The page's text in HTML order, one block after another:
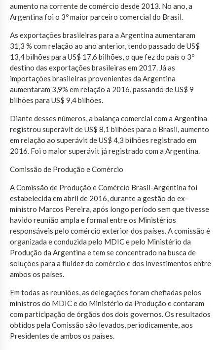
aumento na corrente de comércio desde 2013. No ano, a
Argentina foi o 3º maior parceiro comercial do Brasil.
As exportações brasileiras para a Argentina aumentaram
31,3 % com relação ao ano anterior, tendo passado de US$
13,4 bilhões para US$ 17,6 bilhões, o que fez do país o 3º
destino das exportações brasileiras em 2017. Já as
importações brasileiras provenientes da Argentina
aumentaram 3,9% em relação a 2016, passando de US$ 9
bilhões para US$ 9,4 bilhões.
Diante desses números, a balança comercial com a Argentina
registrou superávit de US$ 8,1 bilhões para o Brasil, aumento
em relação ao superávit de US$ 4,3 bilhões registrado em
2016. Foi o maior superávit já registrado com a Argentina.
Comissão de Produção e Comércio
A Comissão de Produção e Comércio Brasil-Argentina foi
estabelecida em abril de 2016, durante a gestão do ex-
ministro Marcos Pereira, após longo período sem que tivesse
havido reunião ampla e formal entre os Ministérios
responsáveis pelo comércio exterior dos países. A comissão é
organizada e conduzida pelo MDIC e pelo Ministério da
Produção da Argentina e tem se concentrado na busca de
soluções para a fluidez do comércio e dos investimentos entre
ambos os países.
Em todas as reuniões, as delegações foram chefiadas pelos
ministros do MDIC e do Ministério da Produção e contaram
com participação de órgãos dos dois governos. Os resultados
obtidos pela Comissão são levados, periodicamente, aos
Presidentes de ambos os países.